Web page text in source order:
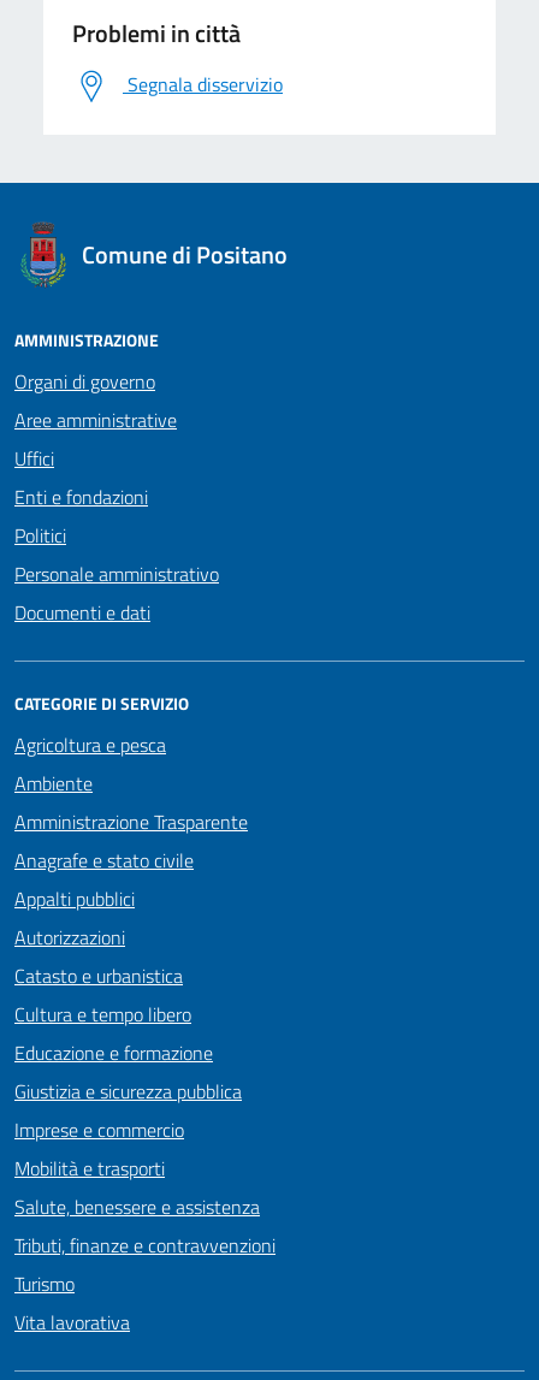
Problemi in città
Segnala disservizio
logo Unione Europea
Comune di Positano
AMMINISTRAZIONE
Organi di governo
Aree amministrative
Uffici
Enti e fondazioni
Politici
Personale amministrativo
Documenti e dati
CATEGORIE DI SERVIZIO
Agricoltura e pesca
Ambiente
Amministrazione Trasparente
Anagrafe e stato civile
Appalti pubblici
Autorizzazioni
Catasto e urbanistica
Cultura e tempo libero
Educazione e formazione
Giustizia e sicurezza pubblica
Imprese e commercio
Mobilità e trasporti
Salute, benessere e assistenza
Tributi, finanze e contravvenzioni
Turismo
Vita lavorativa